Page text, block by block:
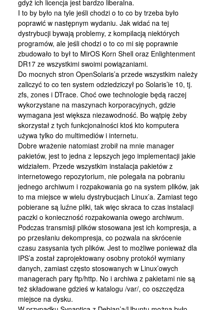
gdyż ich licencja jest bardzo liberalna.
I to by było na tyle jeśli chodzi o to co by trzeba było
poprawić w następnym wydaniu. Jak widać na tej
dystrybucji bywają problemy, z kompilacją niektórych
programów, ale jeśli chodzi o to co mi się poprawnie
zbudowało to był to MirOS Korn Shell oraz Enlightenment
DR17 ze wszystkimi swoimi powiązaniami.
Do mocnych stron OpenSolaris’a przede wszystkim należy
zaliczyć to co ten system odziedziczył po Solaris’ie 10, tj.
zfs, zones i DTrace. Choć owe technologie będą raczej
wykorzystane na maszynach korporacyjnych, gdzie
wymagana jest większa niezawodność. Bo wątpię żeby
skorzystał z tych funkcjonalności ktoś kto komputera
używa tylko do multimediów i internetu.
Dobre wrażenie natomiast zrobił na mnie manager
pakietów, jest to jedna z lepszych jego implementacji jakie
widziałem. Przede wszystkim instalacja pakietów z
internetowego repozytorium, nie polegała na pobraniu
jednego archiwum i rozpakowania go na system plików, jak
to ma miejsce w wielu dystrybucjach Linux’a. Zamiast tego
pobierane są luźne pliki, tak więc skraca to czas instalacji
paczki o konieczność rozpakowania owego archiwum.
Podczas transmisji plików stosowana jest ich kompresja, a
po przesłaniu dekompresja, co pozwala na skrócenie
czasu zasysania tych plików. Jest to możliwe ponieważ dla
IPS’a został zaprojektowany osobny protokół wymiany
danych, zamiast często stosowanych w Linux’owych
managerach pary ftp/http. No i archiwa z pakietami nie są
też składowane gdzieś w katalogu /var/, co oszczędza
miejsce na dysku.